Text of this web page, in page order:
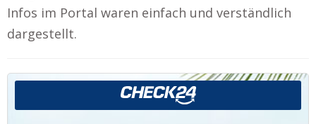
Infos im Portal waren einfach und verständlich
dargestellt.